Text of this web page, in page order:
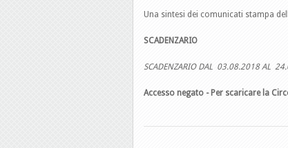
Una sintesi dei comunicati stampa
SCADENZARIO
SCADENZARIO DAL 03.08.2018 AL
Accesso negato - Per scaricare la